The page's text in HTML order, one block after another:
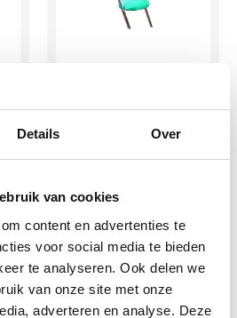
Details Over
van cookies
content en advertenties te
voor social media te bieden
te analyseren. Ook delen we
van onze site met onze
adverteren en analyse. Deze
€
IN WINKELWAGEN
Meer info